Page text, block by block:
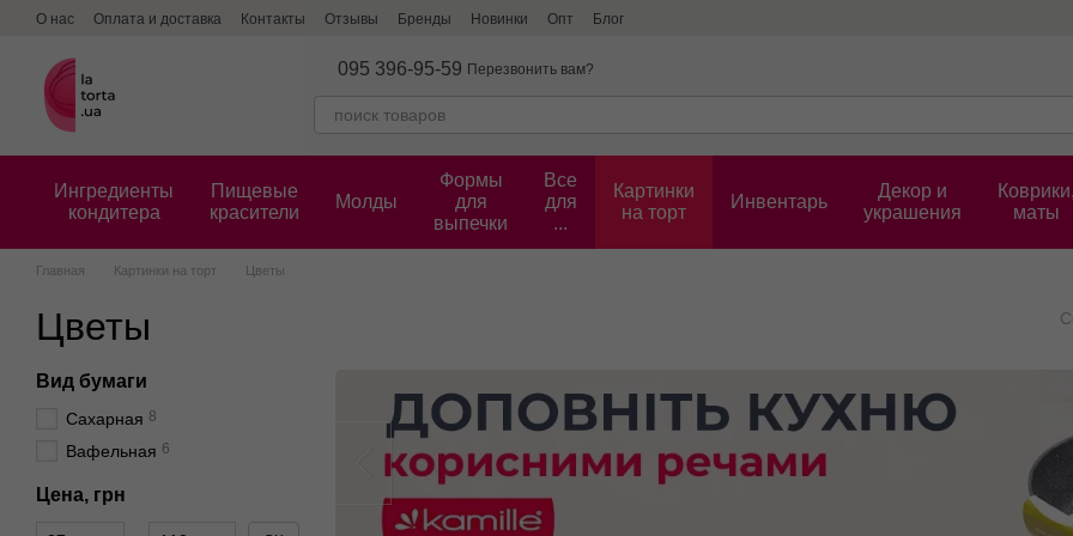
Перейти к основному контенту
О нас Оплата и доставка Контакты Отзывы Бренды Новинки Опт Блог
095 396-95-59 Перезвонить вам?
Ингредиенты
кондитера
Пищевые
красители
Молды
Формы
для
выпечки
Все
для
...
Картинки
на торт
Инвентарь
Декор и
украшения
Коврики,
маты
Главная Картинки на торт Цветы
Цветы
Вид бумаги
Сахарная 8
Вафельная 6
Цена, грн
От Цена, грн
До Цена, грн